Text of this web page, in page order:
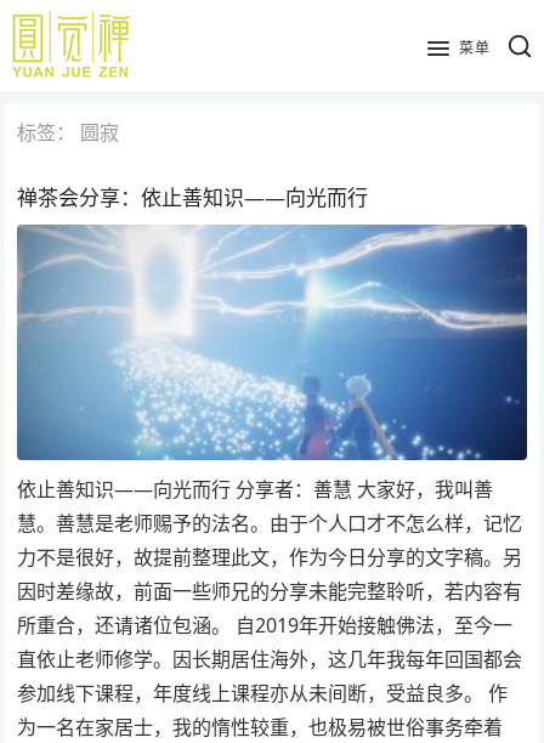
跳
主
内
菜单
标签： 圆寂
禅茶会分享：依止善知识——向光而行
依止善知识——向光而行 分享者：善慧 大家好，我叫善
慧。善慧是老师赐予的法名。由于个人口才不怎么样，记忆
力不是很好，故提前整理此文，作为今日分享的文字稿。另
因时差缘故，前面一些师兄的分享未能完整聆听，若内容有
所重合，还请诸位包涵。 自2019年开始接触佛法，至今一
直依止老师修学。因长期居住海外，这几年我每年回国都会
参加线下课程，年度线上课程亦从未间断，受益良多。 作
为一名在家居士，我的惰性较重，也极易被世俗事务牵着